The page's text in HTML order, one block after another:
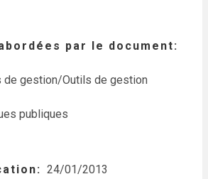
par le document
de gestion/Outils de gestion
publiques
24/01/2013